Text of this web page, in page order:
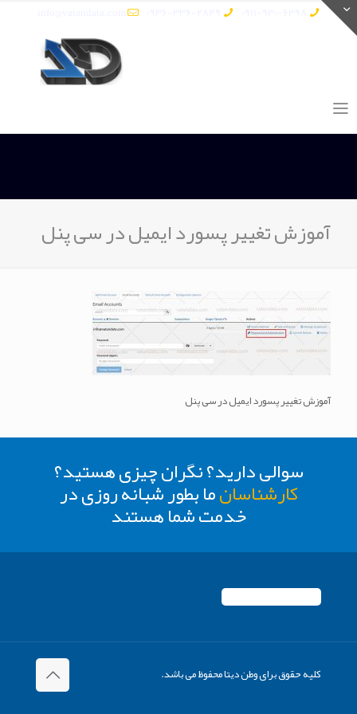
آموزش تغییر پسورد ایمیل در سی پنل
آموزش تغییر پسورد ایمیل در سی پنل
سوالی دارید؟ نگران چیزی هستید؟
کارشناسانما بطور شبانه روزی در
خدمت شما هستند
کلیه حقوق برای وطن دیتا محفوظ می باشد.